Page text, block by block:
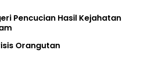
dari Udara